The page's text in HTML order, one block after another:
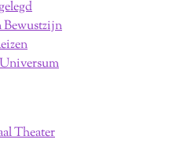
Bewustzijn
Theater